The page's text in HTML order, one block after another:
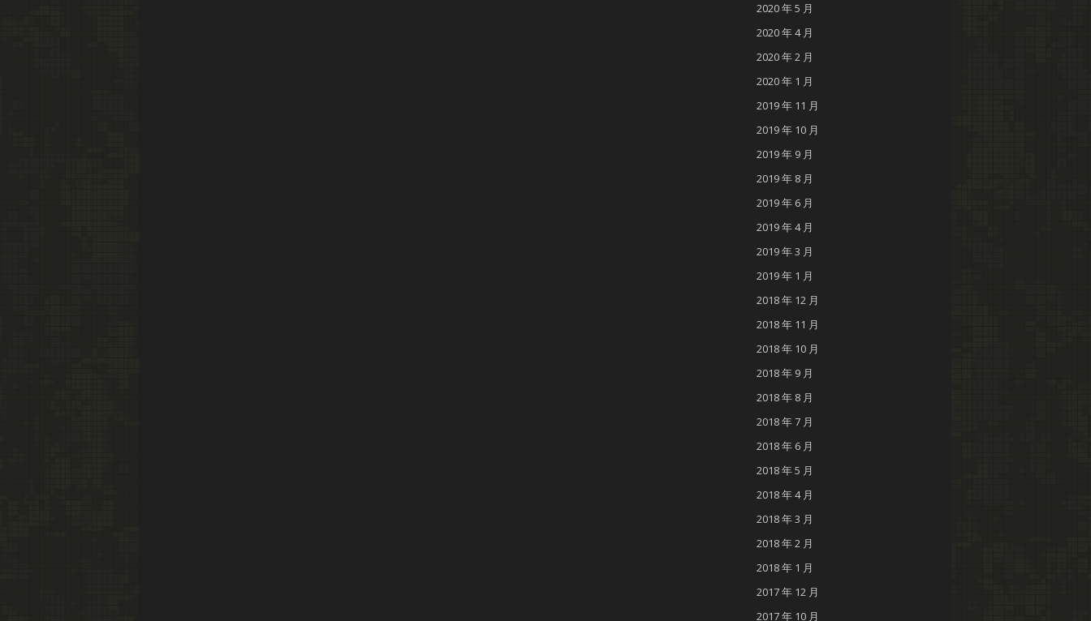
2020 年 5 月
2020 年 4 月
2020 年 2 月
2020 年 1 月
2019 年 11 月
2019 年 10 月
2019 年 9 月
2019 年 8 月
2019 年 6 月
2019 年 4 月
2019 年 3 月
2019 年 1 月
2018 年 12 月
2018 年 11 月
2018 年 10 月
2018 年 9 月
2018 年 8 月
2018 年 7 月
2018 年 6 月
2018 年 5 月
2018 年 4 月
2018 年 3 月
2018 年 2 月
2018 年 1 月
2017 年 12 月
2017 年 10 月